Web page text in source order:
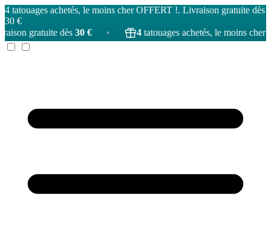
4 tatouages achetés, le moins cher OFFERT !. Livraison gratuite dès
30 €
dès30 € • 4 tatouages achetés, le moins cher